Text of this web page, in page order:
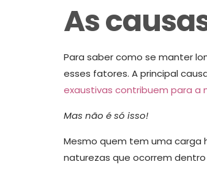
As
Para saber como se manter
esses fatores. A principal
exaustivas contribuem para a
Mas não é só isso!
Mesmo quem tem uma carga
naturezas que ocorrem